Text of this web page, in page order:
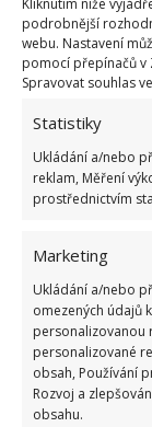
podrobnější
webu. Nastavení
pomocí přepínačů v
Spravovat souhlas
Statistiky
Ukládání a/nebo
reklam, Měření
prostřednictvím
Marketing
Ukládání a/nebo
omezených údajů
personalizovanou
personalizované
obsah, Používání
Rozvoj a
obsahu.
Šablony
Ty nebudete
Staré tvrdý
zeď, vezměte
zajímavými
vytvoříte